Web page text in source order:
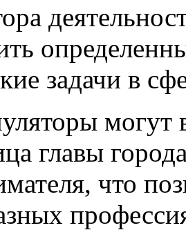
задачи в
могут
главы
что